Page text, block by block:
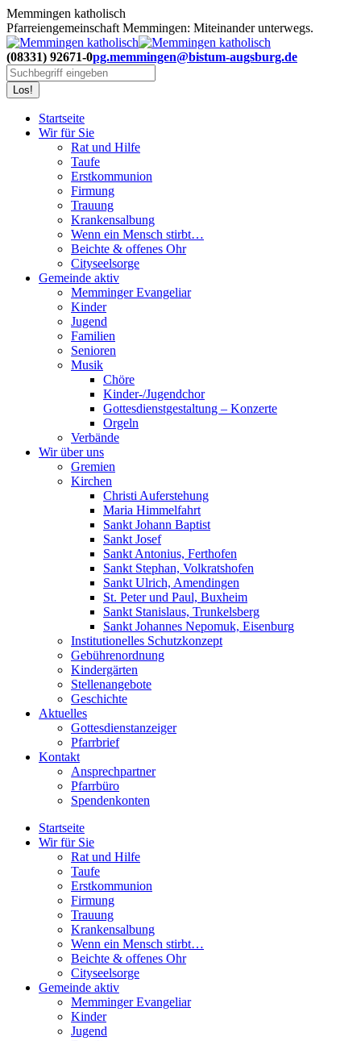
Zum
Inhalt
springen
Memmingen katholisch
Pfarreiengemeinschaft Memmingen: Miteinander unterwegs.
(08331) 92671-0pg.memmingen@bistum-augsburg.de
Search:
Startseite
Wir für Sie
Rat und Hilfe
Taufe
Erstkommunion
Firmung
Trauung
Krankensalbung
Wenn ein Mensch stirbt…
Beichte & offenes Ohr
Cityseelsorge
Gemeinde aktiv
Memminger Evangeliar
Kinder
Jugend
Familien
Senioren
Musik
Chöre
Kinder-/Jugendchor
Gottesdienstgestaltung – Konzerte
Orgeln
Verbände
Wir über uns
Gremien
Kirchen
Christi Auferstehung
Maria Himmelfahrt
Sankt Johann Baptist
Sankt Josef
Sankt Antonius, Ferthofen
Sankt Stephan, Volkratshofen
Sankt Ulrich, Amendingen
St. Peter und Paul, Buxheim
Sankt Stanislaus, Trunkelsberg
Sankt Johannes Nepomuk, Eisenburg
Institutionelles Schutzkonzept
Gebührenordnung
Kindergärten
Stellenangebote
Geschichte
Aktuelles
Gottesdienstanzeiger
Pfarrbrief
Kontakt
Ansprechpartner
Pfarrbüro
Spendenkonten
Startseite
Wir für Sie
Rat und Hilfe
Taufe
Erstkommunion
Firmung
Trauung
Krankensalbung
Wenn ein Mensch stirbt…
Beichte & offenes Ohr
Cityseelsorge
Gemeinde aktiv
Memminger Evangeliar
Kinder
Jugend